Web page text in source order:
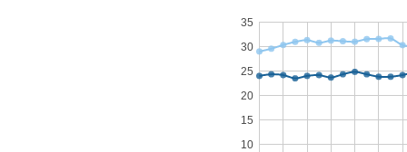
10
15
20
25
30
35